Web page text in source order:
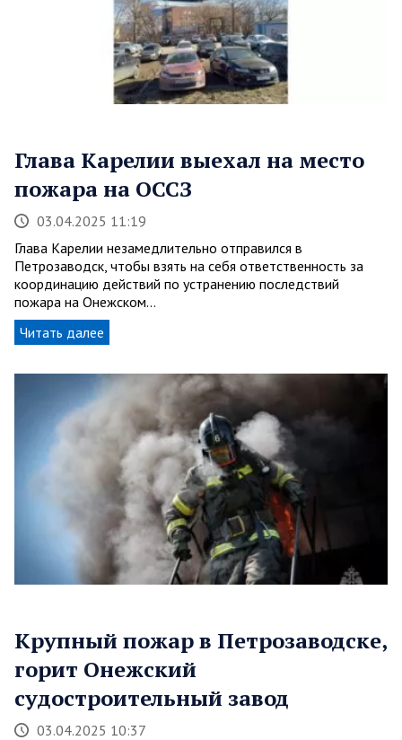
Глава Карелии выехал на место
пожара на ОССЗ
03.04.2025 11:19
Глава Карелии незамедлительно отправился в
Петрозаводск, чтобы взять на себя ответственность за
координацию действий по устранению последствий
пожара на Онежском…
Читать далее
Крупный пожар в Петрозаводске,
горит Онежский
судостроительный завод
03.04.2025 10:37